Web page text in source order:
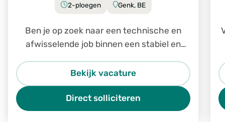
2-ploegen Genk, BE
Ben je op zoek naar een technische en
afwisselende job binnen een stabiel en
Operator in Genk zeker iets voor jou.
Bekijk vacature
Direct solliciteren